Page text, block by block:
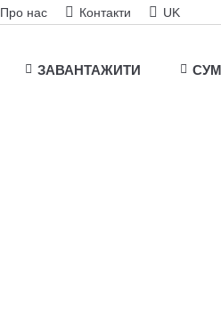
Про нас Контакти UK
ЗАВАНТАЖИТИ